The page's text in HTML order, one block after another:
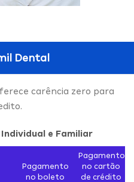
Dental
carência zero para
e Familiar
Pagamento
no boleto
Pagamento
no cartão
de crédito